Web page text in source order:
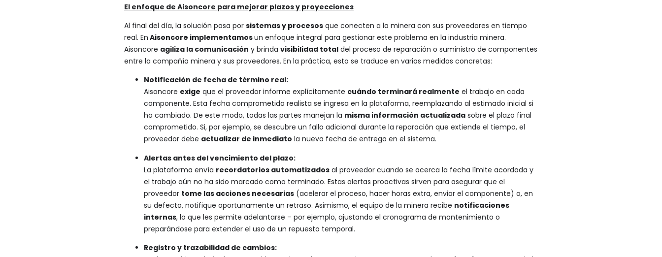
El enfoque de Aisoncore para mejorar plazos y proyecciones
Al final del día, la solución pasa por sistemas y procesos que conecten a la minera con sus proveedores en tiempo
real. En Aisoncore implementamosun enfoque integral para gestionar este problema en la industria minera.
Aisoncore agiliza la comunicación y brinda visibilidad total del proceso de reparación o suministro de componentes
entre la compañía minera y sus proveedores. En la práctica, esto se traduce en varias medidas concretas:
Notificación de fecha de término real:
Aisoncore exige que el proveedor informe explícitamente cuándo terminará realmente el trabajo en cada
componente. Esta fecha comprometida realista se ingresa en la plataforma, reemplazando al estimado inicial si
ha cambiado. De este modo, todas las partes manejan la misma información actualizada sobre el plazo final
comprometido. Si, por ejemplo, se descubre un fallo adicional durante la reparación que extiende el tiempo, el
proveedor debe actualizar de inmediato la nueva fecha de entrega en el sistema.
Alertas antes del vencimiento del plazo:
La plataforma envía recordatorios automatizados al proveedor cuando se acerca la fecha límite acordada y
el trabajo aún no ha sido marcado como terminado. Estas alertas proactivas sirven para asegurar que el
proveedor tome las acciones necesarias (acelerar el proceso, hacer horas extra, enviar el componente) o, en
su defecto, notifique oportunamente un retraso. Asimismo, el equipo de la minera recibe notificaciones
internas, lo que les permite adelantarse – por ejemplo, ajustando el cronograma de mantenimiento o
preparándose para extender el uso de un repuesto temporal.
Registro y trazabilidad de cambios: